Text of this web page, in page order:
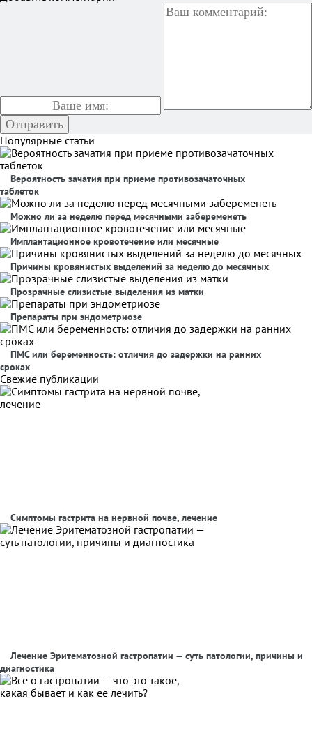
Популярные статьи
Вероятность зачатия при приеме противозачаточных
таблеток
Можно ли за неделю перед месячными забеременеть
Имплантационное кровотечение или месячные
Причины кровянистых выделений за неделю до месячных
Прозрачные слизистые выделения из матки
Препараты при эндометриозе
ПМС или беременность: отличия до задержки на ранних
сроках
Свежие публикации
Симптомы гастрита на нервной почве, лечение
Лечение Эритематозной гастропатии — суть патологии, причины и
диагностика